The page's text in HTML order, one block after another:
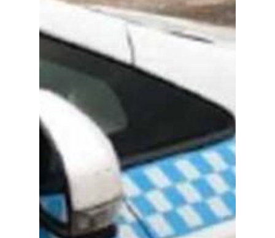
Talavera
Sucesos
Medio Ambiente
Planeta Rural
Especiales
Galerías